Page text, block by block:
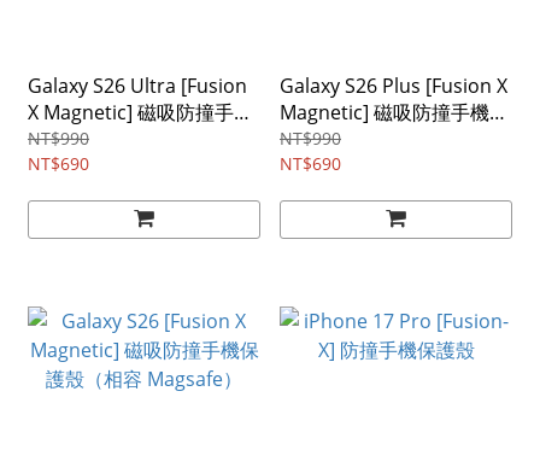
Galaxy S26 Ultra [Fusion
X Magnetic] 磁吸防撞手機
保護殼（相容 Magsafe）
NT$990
NT$690
Galaxy S26 Plus [Fusion X
Magnetic] 磁吸防撞手機保
護殼（相容 Magsafe）
NT$990
NT$690